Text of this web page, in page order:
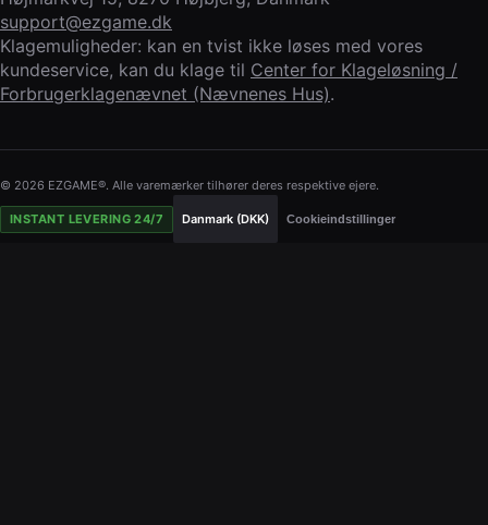
support@ezgame.dk
Klagemuligheder: kan en tvist ikke løses med vores
kundeservice, kan du klage til Center for Klageløsning /
Forbrugerklagenævnet (Nævnenes Hus).
© 2026 EZGAME®. Alle varemærker tilhører deres respektive ejere.
INSTANT LEVERING 24/7 Danmark (DKK) Cookieindstillinger